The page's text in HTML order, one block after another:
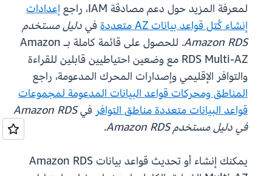
لمعرفة المزيد حول دعم مصادقة IAM، راجع
إعدادات
إنشاء كُتل قواعد بيانات AZ متعددة
فيدليل مستخدم
Amazon RDS
. للحصول على قائمة كاملة بـ Amazon
RDS Multi-AZ مع وضعين احتياطيين قابلين للقراءة
والتوافر الإقليمي وإصدارات المحرك المدعومة، راجع
المناطق ومحركات قواعد البيانات المدعومة لمجموعات
قواعد البيانات متعددة مناطق التوافر فيAmazon RDS
في دليل مستخدم Amazon RDS
.
يمكنك إنشاء أو تحديث قواعد بيانات Amazon RDS